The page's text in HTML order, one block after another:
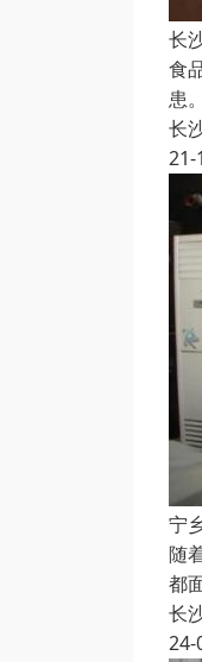
长
食
患
长
21-
宁
随
都
长
24-